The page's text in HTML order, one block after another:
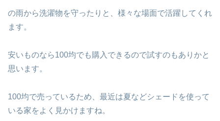
の雨から洗濯物を守ったりと、様々な場面で活躍してくれ
ます。
安いものなら100均でも購入できるので試すのもありかと
思います。
100均で売っているため、最近は夏などシェードを使って
いる家をよく見かけますね。